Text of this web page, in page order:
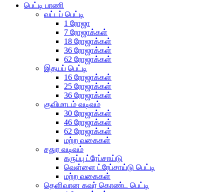
பெட்டி பாணி
வட்டப் பெட்டி
1 ரோஜா
7 ரோஜாக்கள்
18 ரோஜாக்கள்
36 ரோஜாக்கள்
62 ரோஜாக்கள்
இதயப் பெட்டி
16 ரோஜாக்கள்
25 ரோஜாக்கள்
36 ரோஜாக்கள்
குவிமாடம் வடிவம்
30 ரோஜாக்கள்
46 ரோஜாக்கள்
62 ரோஜாக்கள்
மற்ற வகைகள்
சதுர வடிவம்
கருப்பு ட்ரேப்சாய்டு
வெள்ளை ட்ரேப்சாய்டு பெட்டி
மற்ற வகைகள்
தெளிவான கவர் கொண்ட பெட்டி